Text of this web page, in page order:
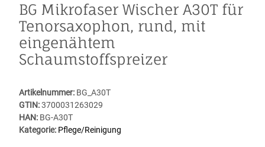
BG Mikrofaser Wischer A30T für
Tenorsaxophon, rund, mit
eingenähtem
Schaumstoffspreizer
Artikelnummer: BG_A30T
GTIN:3700031263029
HAN: BG-A30T
Kategorie: Pflege/Reinigung